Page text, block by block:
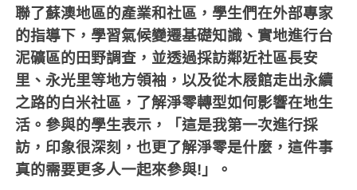
聯了蘇澳地區的產業和社區，學生們在外部專家
的指導下，學習氣候變遷基礎知識、實地進行台
泥礦區的田野調查，並透過採訪鄰近社區長安
里、永光里等地方領袖，以及從木屐館走出永續
之路的白米社區，了解淨零轉型如何影響在地生
活。參與的學生表示，「這是我第一次進行採
訪，印象很深刻，也更了解淨零是什麼，這件事
真的需要更多人一起來參與! 」。